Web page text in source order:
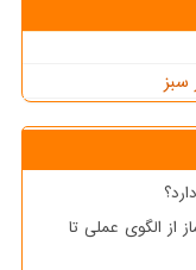
از الگوی عملی تا